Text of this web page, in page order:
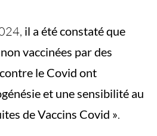
il a été constaté que
vaccinées par des
le Covid ont
et une sensibilité au
de Vaccins Covid ».